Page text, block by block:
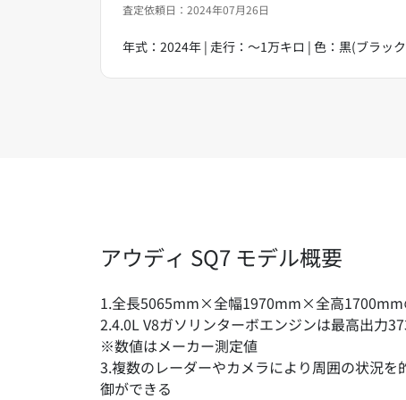
査定依頼日：2024年07月26日
年式：2024年 | 走行：～1万キロ | 色：黒(ブラッ
アウディ SQ7 モデル概要
1.全長5065mm×全幅1970mm×全高1700mm
2.4.0L V8ガソリンターボエンジンは最高出力
※数値はメーカー測定値
3.複数のレーダーやカメラにより周囲の状況
御ができる